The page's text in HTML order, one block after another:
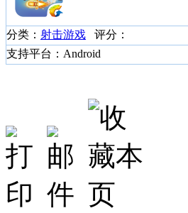
分类： 射击游戏 评分：
支持平台：Android